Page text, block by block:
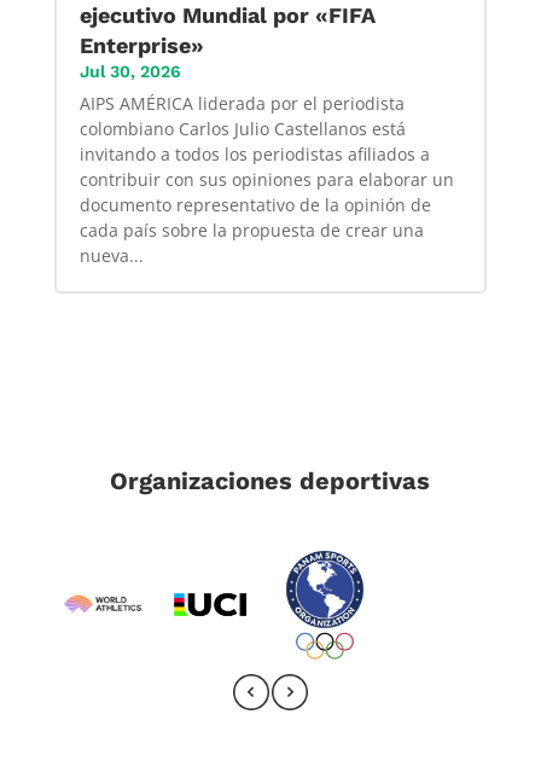
ejecutivo Mundial por «FIFA
Enterprise»
Jul 30, 2026
AIPS AMÉRICA liderada por el periodista
colombiano Carlos Julio Castellanos está
invitando a todos los periodistas afiliados a
contribuir con sus opiniones para elaborar un
documento representativo de la opinión de
cada país sobre la propuesta de crear una
nueva...
Organizaciones deportivas